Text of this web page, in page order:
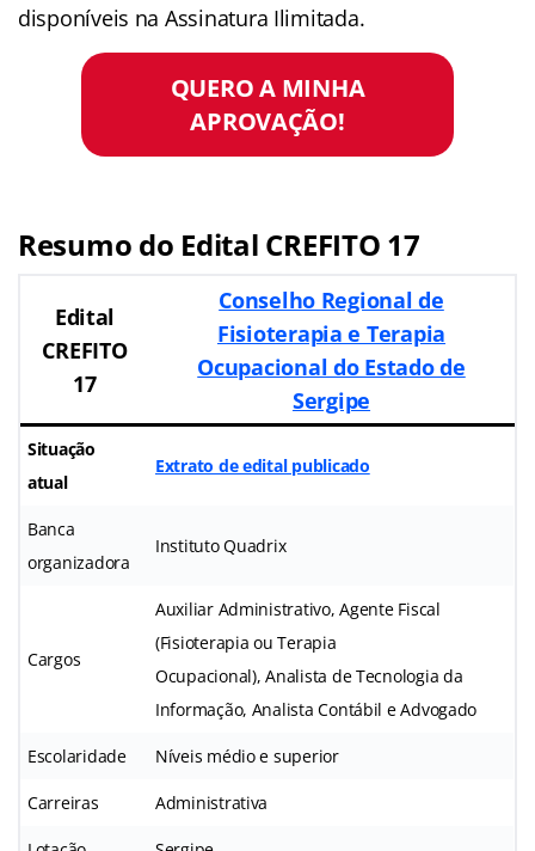
disponíveis na Assinatura Ilimitada.
QUERO A MINHA
APROVAÇÃO!
Resumo do Edital CREFITO 17
Edital
CREFITO
17
Conselho Regional de
Fisioterapia e Terapia
Ocupacional do Estado de
Sergipe
Situação
atual
Extrato de edital publicado
Banca
organizadora
Instituto Quadrix
Cargos
Auxiliar Administrativo, Agente Fiscal
(Fisioterapia ou Terapia
Ocupacional), Analista de Tecnologia da
Informação, Analista Contábil e Advogado
Escolaridade Níveis médio e superior
Carreiras Administrativa